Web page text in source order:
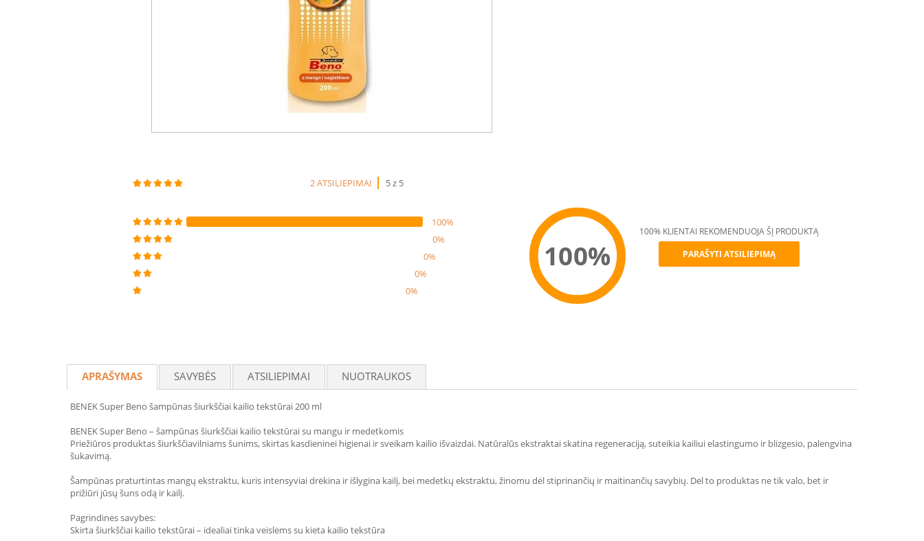
2 ATSILIEPIMAI 5 z 5
100%
0%
0%
0%
0%
100%
100% KLIENTAI REKOMENDUOJA ŠĮ PRODUKTĄ
PARAŠYTI ATSILIEPIMĄ
APRAŠYMAS SAVYBĖS ATSILIEPIMAI NUOTRAUKOS
BENEK Super Beno šampūnas šiurkščiai kailio tekstūrai 200 ml
BENEK Super Beno – šampūnas šiurkščiai kailio tekstūrai su mangu ir medetkomis
Priežiūros produktas šiurkščiavilniams šunims, skirtas kasdieninei higienai ir sveikam kailio išvaizdai. Natūralūs ekstraktai skatina regeneraciją, suteikia kailiui elastingumo ir blizgesio, palengvina
šukavimą.
Šampūnas praturtintas mangų ekstraktu, kuris intensyviai drėkina ir išlygina kailį, bei medetkų ekstraktu, žinomu dėl stiprinančių ir maitinančių savybių. Dėl to produktas ne tik valo, bet ir
prižiūri jūsų šuns odą ir kailį.
Pagrindinės savybės:
Skirta šiurkščiai kailio tekstūrai – idealiai tinka veislėms su kieta kailio tekstūra